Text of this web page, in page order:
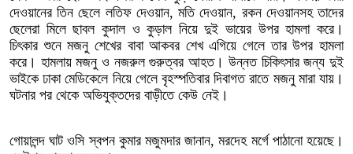
দেওয়ানের তিন ছেলে লতিফ দেওয়ান, মতি দেওয়ান, রকন দেওয়ানসহ তাদের
ছেলেরা মিলে ছাবল কুদাল ও কুড়াল নিয়ে দুই ভায়ের উপর হামলা করে।
চিৎকার শুনে মজনু শেখের বাবা আকবর শেখ এগিয়ে গেলে তার উপর হামলা
করে। হামলায় মজনু ও নজরুল গুরুত্বর আহত। উন্নত চিকিৎসার জন্য দুই
ভাইকে ঢাকা মেডিকেলে নিয়ে গেলে বৃহস্পতিবার দিবাগত রাতে মজনু মারা যায়।
ঘটনার পর থেকে অভিযুক্তদের বাড়ীতে কেউ নেই।
গোয়ালন্দ ঘাট ওসি স্বপন কুমার মজুমদার জানান, মরদেহ মর্গে পাঠানো হয়েছে।